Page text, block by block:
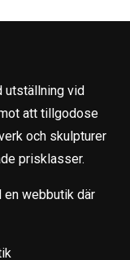
utställning vid
att tillgodose
och skulpturer
prisklasser.
en webbutik där